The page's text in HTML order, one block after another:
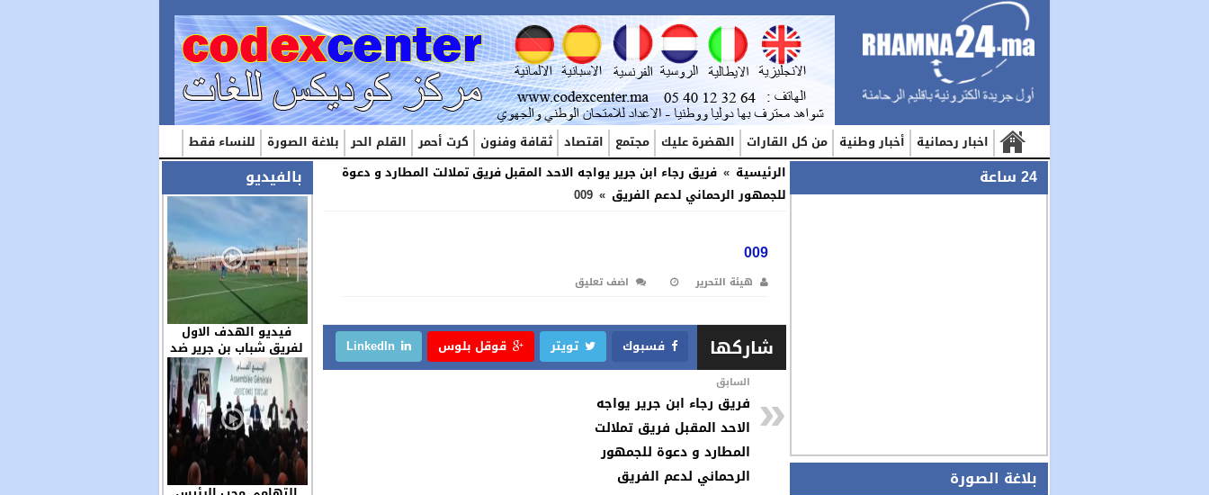
اخبار رحمانية أخبار وطنية من كل القارات الهضرة عليك مجتمع اقتصاد ثقافة وفنون كرت أحمر القلم الحر بلاغة الصورة للنساء فقط
بالفيديو
فيديو الهدف الاول
لفريق شباب بن جرير ضد
مولودية العيون بكاميرا
الزميل عز الدين …
24 ساعة
بلاغة الصورة
الرئيسية » فريق رجاء ابن جرير يواجه الاحد المقبل فريق تملالت المطارد و دعوة
للجمهور الرحماني لدعم الفريق »
009
009
هيئة التحرير اضف تعليق
شاركها فسبوك تويتر قوقل بلوس LinkedIn
السابق
فريق رجاء ابن جرير يواجه
الاحد المقبل فريق تملالت
المطارد و دعوة للجمهور
الرحماني لدعم الفريق